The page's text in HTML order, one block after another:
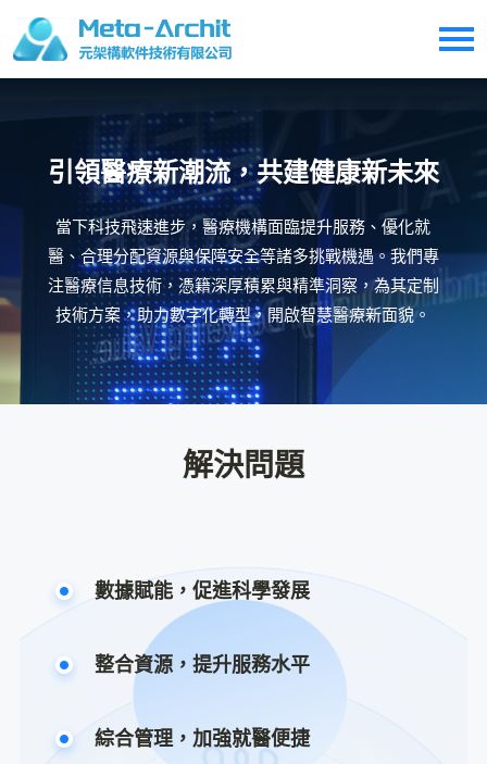
引領醫療新潮流，共建健康新未來
當下科技飛速進步，醫療機構面臨提升服務、優化就
醫、合理分配資源與保障安全等諸多挑戰機遇。我們專
注醫療信息技術，憑籍深厚積累與精準洞察，為其定制
技術方案，助力數字化轉型，開啟智慧醫療新面貌。
解決問題
數據賦能，促進科學發展
整合資源，提升服務水平
綜合管理，加強就醫便捷